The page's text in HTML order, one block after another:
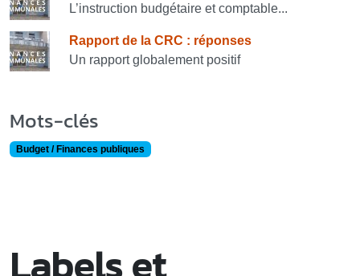
L’instruction budgétaire et comptable...
Rapport de la CRC : réponses
Un rapport globalement positif
Mots-clés
Budget / Finances publiques